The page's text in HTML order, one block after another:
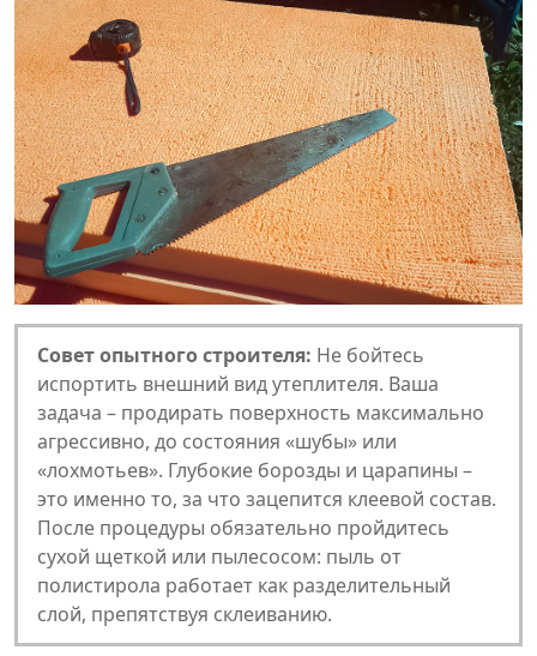
Совет опытного строителя: Не бойтесь
испортить внешний вид утеплителя. Ваша
задача – продирать поверхность максимально
агрессивно, до состояния «шубы» или
«лохмотьев». Глубокие борозды и царапины –
это именно то, за что зацепится клеевой состав.
После процедуры обязательно пройдитесь
сухой щеткой или пылесосом: пыль от
полистирола работает как разделительный
слой, препятствуя склеиванию.